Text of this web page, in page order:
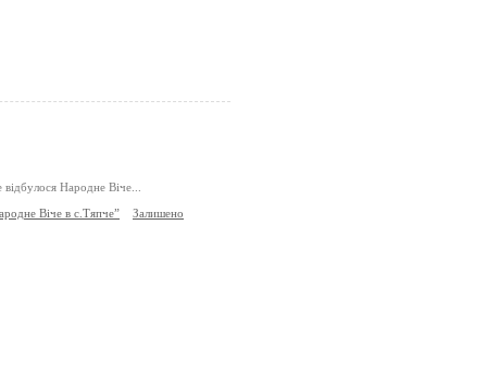
Народне Віче...
Віче в с.Тяпче”
Залишено